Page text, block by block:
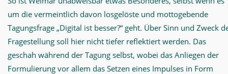
um die vermeintlich davon losgelöste und mottogebende
Tagungsfrage „Digital ist besser?“ geht. Über Sinn und Zweck
Fragestellung soll hier nicht tiefer reflektiert werden. Das
geschah während der Tagung selbst, wobei das Anliegen der
Formulierung vor allem das Setzen eines Impulses in Form